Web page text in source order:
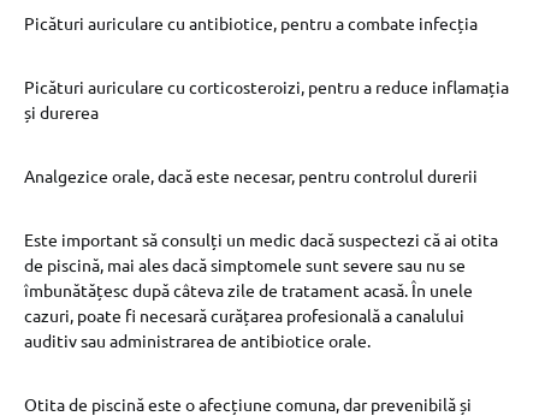
Picături auriculare cu antibiotice, pentru a combate infecția
Picături auriculare cu corticosteroizi, pentru a reduce inflamația
și durerea
Analgezice orale, dacă este necesar, pentru controlul durerii
Este important să consulți un medic dacă suspectezi că ai otita
de piscină, mai ales dacă simptomele sunt severe sau nu se
îmbunătățesc după câteva zile de tratament acasă. În unele
cazuri, poate fi necesară curățarea profesională a canalului
auditiv sau administrarea de antibiotice orale.
Otita de piscină este o afecțiune comuna, dar prevenibilă și